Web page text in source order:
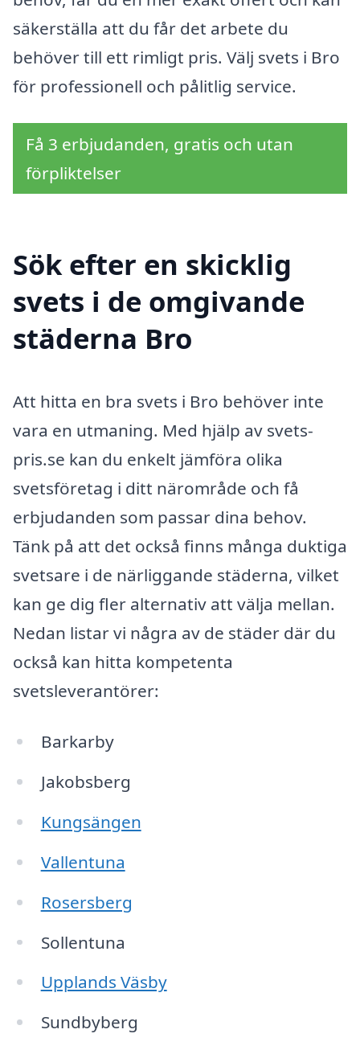
säkerställa att du får det arbete du
behöver till ett rimligt pris. Välj svets i Bro
för professionell och pålitlig service.
Få 3 erbjudanden, gratis och utan
förpliktelser
Sök efter en skicklig
svets i de omgivande
städerna Bro
Att hitta en bra svets i Bro behöver inte
vara en utmaning. Med hjälp av svets-
pris.se kan du enkelt jämföra olika
svetsföretag i ditt närområde och få
erbjudanden som passar dina behov.
Tänk på att det också finns många duktiga
svetsare i de närliggande städerna, vilket
kan ge dig fler alternativ att välja mellan.
Nedan listar vi några av de städer där du
också kan hitta kompetenta
svetsleverantörer:
Barkarby
Jakobsberg
Kungsängen
Vallentuna
Rosersberg
Sollentuna
Upplands Väsby
Sundbyberg